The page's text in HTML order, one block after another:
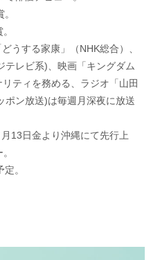
うする家康」（NHK総合）、
テレビ系)、映画「キングダム
ティを務める、ラジオ「山田
ポン放送)は毎週月深夜に放送
13日金より沖縄にて先行上
。